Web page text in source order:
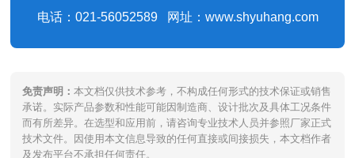
电话：021-56052589 网址：www.shyuhang.com
免责声明：本文档仅供技术参考，不构成任何形式的技术保证或销售
承诺。实际产品参数和性能可能因制造商、设计批次及具体工况条件
而有所差异。在选型和应用前，请咨询专业技术人员并参照厂家正式
技术文件。因使用本文信息导致的任何直接或间接损失，本文档作者
及发布平台不承担任何责任。